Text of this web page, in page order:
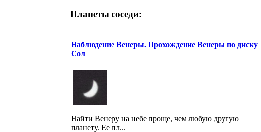
Планеты соседи:
Наблюдение Венеры. Прохождение Венеры по диску
Сол
Найти Венеру на небе проще, чем любую другую
планету. Ее пл...